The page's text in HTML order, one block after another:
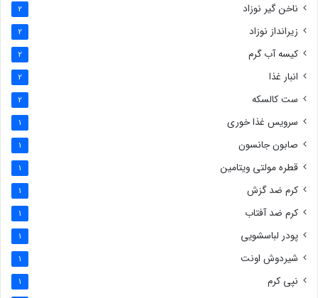
ناخن گیر نوزاد 2
زیرانداز نوزاد 2
کیسه آب گرم 2
انبار غذا 2
ست کالسکه 2
سرویس غذا خوری 1
صابون جانسون 1
قطره مولتی ویتامین 1
کرم ضد گزش 1
کرم ضد آفتاب 1
پودر لباسشویی 1
شیردوش اونت 1
نپی کرم 1